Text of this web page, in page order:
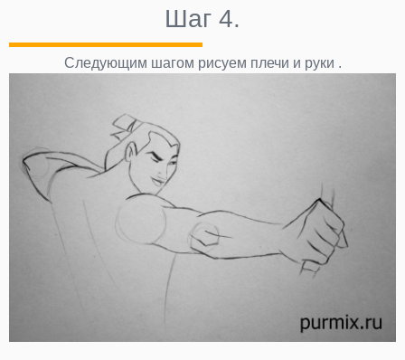
Шаг 4.
Следующим шагом рисуем плечи и руки .